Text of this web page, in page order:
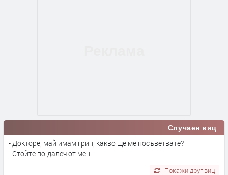
Случаен виц
- Докторе, май имам грип, какво ще ме посъветвате?
- Стойте по-далеч от мен.
Покажи друг виц